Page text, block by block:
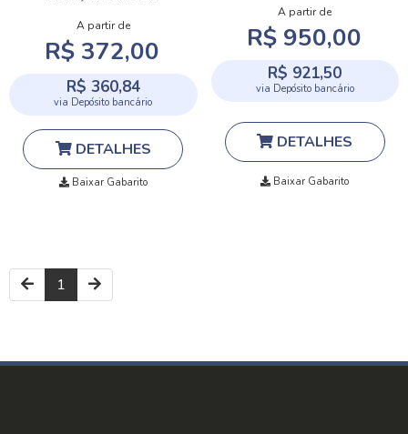
A partir de
R$ 372,00
R$ 360,84
via Depósito bancário
DETALHES
Baixar Gabarito
A partir de
R$ 950,00
R$ 921,50
via Depósito bancário
DETALHES
Baixar Gabarito
1